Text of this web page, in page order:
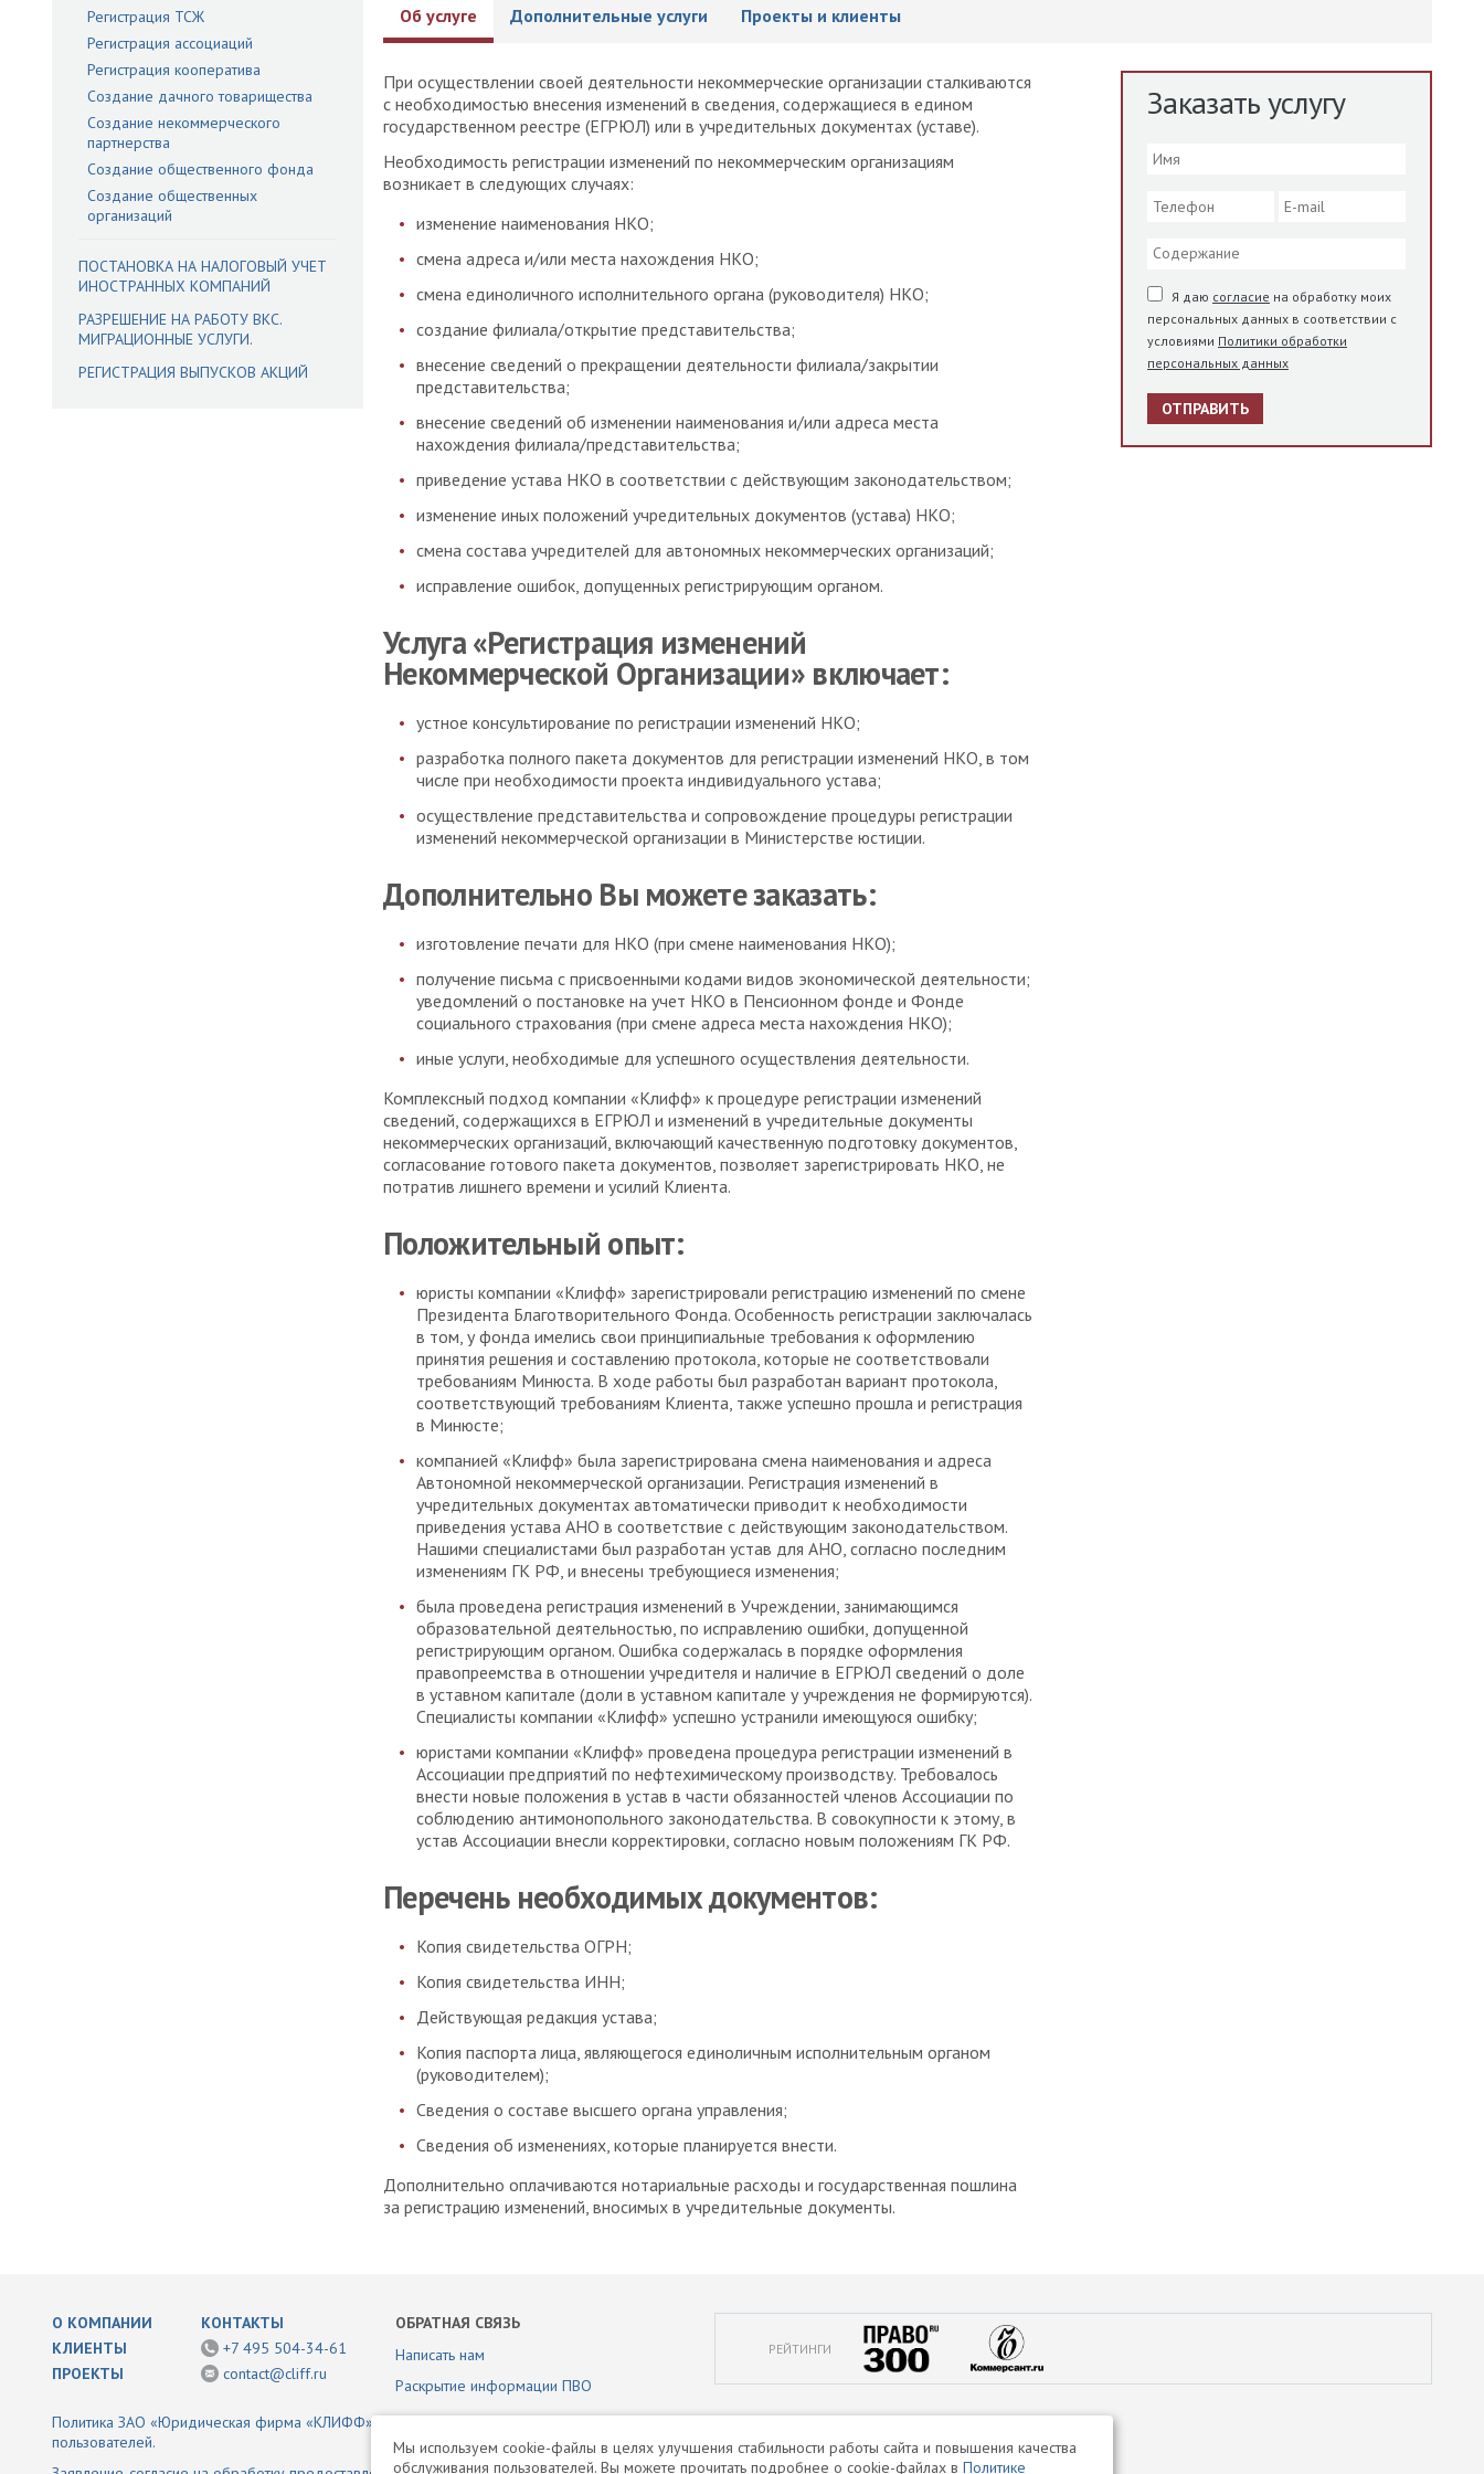
Регистрация ТСЖ
Регистрация ассоциаций
Регистрация кооператива
Создание дачного товарищества
Создание некоммерческого
партнерства
Создание общественного фонда
Создание общественных
организаций
ПОСТАНОВКА НА НАЛОГОВЫЙ УЧЕТ
ИНОСТРАННЫХ КОМПАНИЙ
РАЗРЕШЕНИЕ НА РАБОТУ ВКС.
МИГРАЦИОННЫЕ УСЛУГИ.
РЕГИСТРАЦИЯ ВЫПУСКОВ АКЦИЙ
Об услуге Дополнительные услуги Проекты и клиенты
При осуществлении своей деятельности некоммерческие организации сталкиваются
с необходимостью внесения изменений в сведения, содержащиеся в едином
государственном реестре (ЕГРЮЛ) или в учредительных документах (уставе).
Необходимость регистрации изменений по некоммерческим организациям
возникает в следующих случаях:
изменение наименования НКО;
смена адреса и/или места нахождения НКО;
смена единоличного исполнительного органа (руководителя) НКО;
создание филиала/открытие представительства;
внесение сведений о прекращении деятельности филиала/закрытии
представительства;
внесение сведений об изменении наименования и/или адреса места
нахождения филиала/представительства;
приведение устава НКО в соответствии с действующим законодательством;
изменение иных положений учредительных документов (устава) НКО;
смена состава учредителей для автономных некоммерческих организаций;
исправление ошибок, допущенных регистрирующим органом.
Услуга «Регистрация изменений
Некоммерческой Организации» включает:
устное консультирование по регистрации изменений НКО;
разработка полного пакета документов для регистрации изменений НКО, в том
числе при необходимости проекта индивидуального устава;
осуществление представительства и сопровождение процедуры регистрации
изменений некоммерческой организации в Министерстве юстиции.
Дополнительно Вы можете заказать:
изготовление печати для НКО (при смене наименования НКО);
получение письма с присвоенными кодами видов экономической деятельности;
уведомлений о постановке на учет НКО в Пенсионном фонде и Фонде
социального страхования (при смене адреса места нахождения НКО);
иные услуги, необходимые для успешного осуществления деятельности.
Комплексный подход компании «Клифф» к процедуре регистрации изменений
сведений, содержащихся в ЕГРЮЛ и изменений в учредительные документы
некоммерческих организаций, включающий качественную подготовку документов,
согласование готового пакета документов, позволяет зарегистрировать НКО, не
потратив лишнего времени и усилий Клиента.
Положительный опыт:
юристы компании «Клифф» зарегистрировали регистрацию изменений по смене
Президента Благотворительного Фонда. Особенность регистрации заключалась
в том, у фонда имелись свои принципиальные требования к оформлению
принятия решения и составлению протокола, которые не соответствовали
требованиям Минюста. В ходе работы был разработан вариант протокола,
соответствующий требованиям Клиента, также успешно прошла и регистрация
в Минюсте;
компанией «Клифф» была зарегистрирована смена наименования и адреса
Автономной некоммерческой организации. Регистрация изменений в
учредительных документах автоматически приводит к необходимости
приведения устава АНО в соответствие с действующим законодательством.
Нашими специалистами был разработан устав для АНО, согласно последним
изменениям ГК РФ, и внесены требующиеся изменения;
была проведена регистрация изменений в Учреждении, занимающимся
образовательной деятельностью, по исправлению ошибки, допущенной
регистрирующим органом. Ошибка содержалась в порядке оформления
правопреемства в отношении учредителя и наличие в ЕГРЮЛ сведений о доле
в уставном капитале (доли в уставном капитале у учреждения не формируются).
Специалисты компании «Клифф» успешно устранили имеющуюся ошибку;
юристами компании «Клифф» проведена процедура регистрации изменений в
Ассоциации предприятий по нефтехимическому производству. Требовалось
внести новые положения в устав в части обязанностей членов Ассоциации по
соблюдению антимонопольного законодательства. В совокупности к этому, в
устав Ассоциации внесли корректировки, согласно новым положениям ГК РФ.
Перечень необходимых документов:
Копия свидетельства ОГРН;
Копия свидетельства ИНН;
Действующая редакция устава;
Копия паспорта лица, являющегося единоличным исполнительным органом
(руководителем);
Сведения о составе высшего органа управления;
Сведения об изменениях, которые планируется внести.
Дополнительно оплачиваются нотариальные расходы и государственная пошлина
за регистрацию изменений, вносимых в учредительные документы.
Заказать услугу
Я даю согласие на обработку моих
персональных данных в соответствии с
условиями Политики обработки
персональных данных
ОТПРАВИТЬ
О КОМПАНИИ
КЛИЕНТЫ
ПРОЕКТЫ
КОНТАКТЫ
+7 495 504-34-61
contact@cliff.ru
ОБРАТНАЯ СВЯЗЬ
Написать нам
Раскрытие информации ПВО
РЕЙТИНГИ
Политика ЗАО «Юридическая фирма «КЛИФФ» в отношении обработки персональных данных
пользователей.
Мы используем cookie-файлы в целях улучшения стабильности работы сайта и повышения качества
обслуживания пользователей. Вы можете прочитать подробнее о cookie-файлах в Политике